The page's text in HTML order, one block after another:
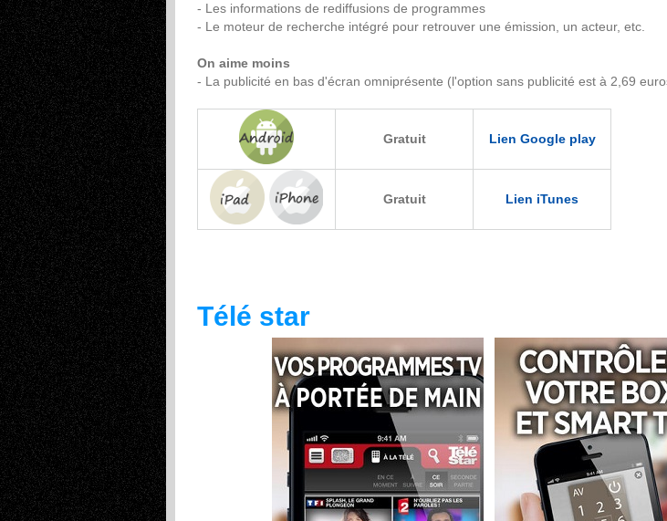
- Les informations de rediffusions de programmes
- Le moteur de recherche intégré pour retrouver une émission, un acteur, etc.
On aime moins
- La publicité en bas d'écran omniprésente (l'option sans publicité est à 2,69
Gratuit Lien Google play
Gratuit Lien iTunes
Télé star